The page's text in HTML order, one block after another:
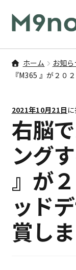
ナ
ビ
ゲ
ー
シ
へ
ス
キ
ッ
コ
ン
テ
ン
ツ
キ
ッ
プ
9マスノート
書籍・文具・雑
研修
M9notesのこと
お問い合わせ
アカウント
ご利用案内
特定商取引法に
ホーム お知ら
『M365 』が２０
2021年10月21日
右脳
ング
』が
ッド
賞し